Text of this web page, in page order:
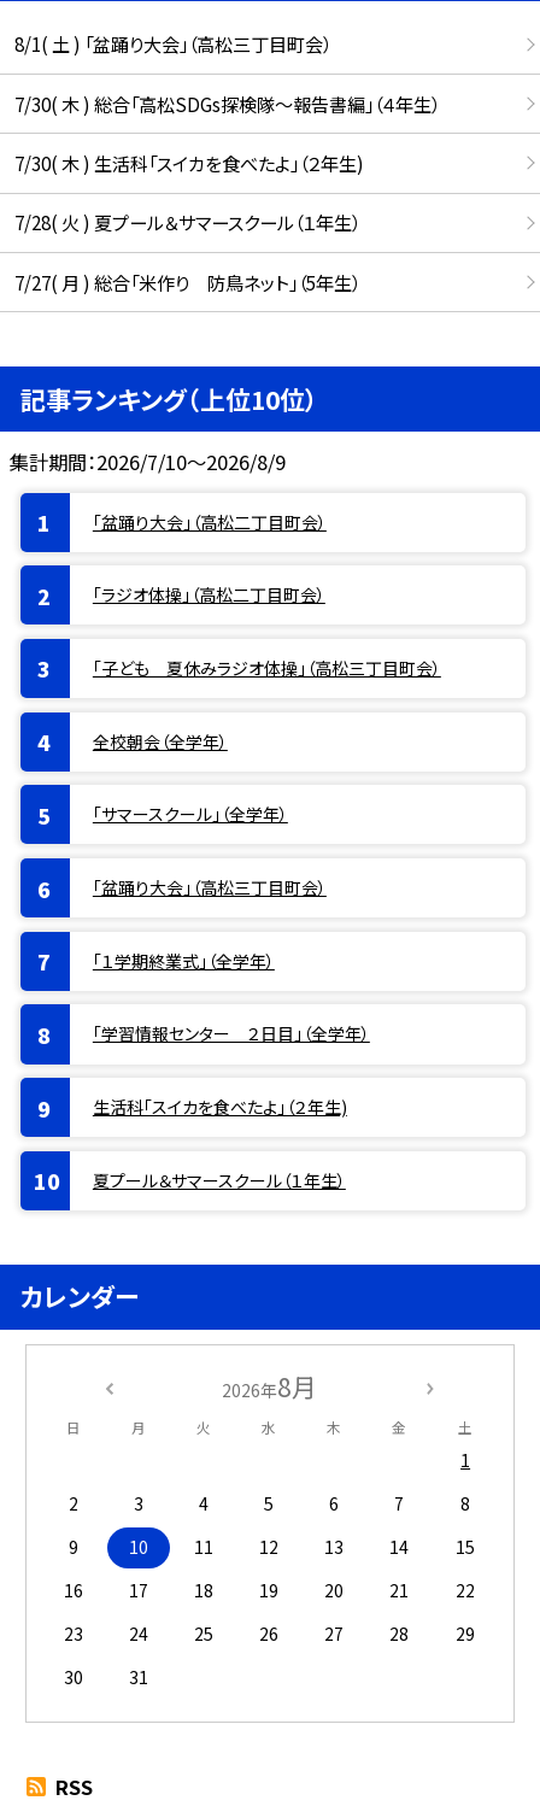
8/1( 土 ) 「盆踊り大会」（高松三丁目町会）
7/30( 木 ) 総合「高松SDGs探検隊〜報告書編」（４年生）
7/30( 木 ) 生活科「スイカを食べたよ」（２年生)
7/28( 火 ) 夏プール＆サマースクール（１年生）
7/27( 月 ) 総合「米作り 防鳥ネット」（5年生）
記事ランキング（上位10位）
集計期間：2026/7/10～2026/8/9
「盆踊り大会」（高松二丁目町会）
「ラジオ体操」（高松二丁目町会）
「子ども 夏休みラジオ体操」（高松三丁目町会）
全校朝会（全学年）
「サマースクール」（全学年）
「盆踊り大会」（高松三丁目町会）
「１学期終業式」（全学年）
「学習情報センター ２日目」（全学年）
生活科「スイカを食べたよ」（２年生)
夏プール＆サマースクール（１年生）
カレンダー
2026年8月
日 月 火 水 木 金 土
1
2
3 4 5 6 7
8
9
10 11 12 13 14
15
16
17 18 19 20 21
22
23
24 25 26 27 28
29
30
31
RSS